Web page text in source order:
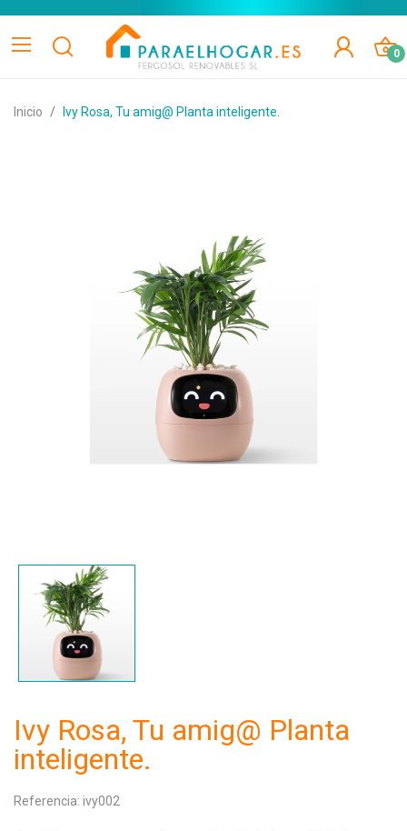
0
Inicio Ivy Rosa, Tu amig@ Planta inteligente.
Ivy Rosa, Tu amig@ Planta
inteligente.
Referencia: ivy002